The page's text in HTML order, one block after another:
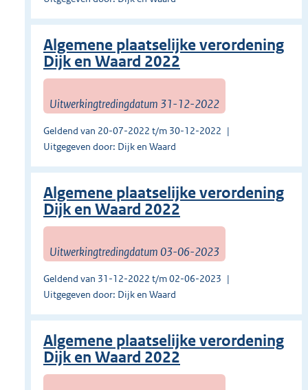
Algemene plaatselijke verordening
Dijk en Waard 2022
Uitwerkingtredingdatum 31-12-2022
Geldend van 20-07-2022 t/m 30-12-2022
Uitgegeven door: Dijk en Waard
Algemene plaatselijke verordening
Dijk en Waard 2022
Uitwerkingtredingdatum 03-06-2023
Geldend van 31-12-2022 t/m 02-06-2023
Uitgegeven door: Dijk en Waard
Algemene plaatselijke verordening
Dijk en Waard 2022